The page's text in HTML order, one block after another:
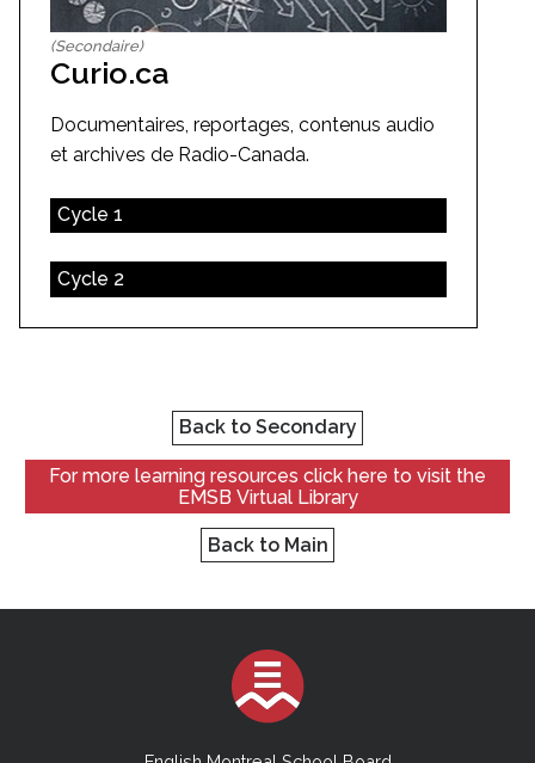
(Secondaire)
Curio.ca
Documentaires, reportages, contenus audio
et archives de Radio-Canada.
Cycle 1
Cycle 2
Back to Secondary
For more learning resources click here to visit the
EMSB Virtual Library
Back to Main